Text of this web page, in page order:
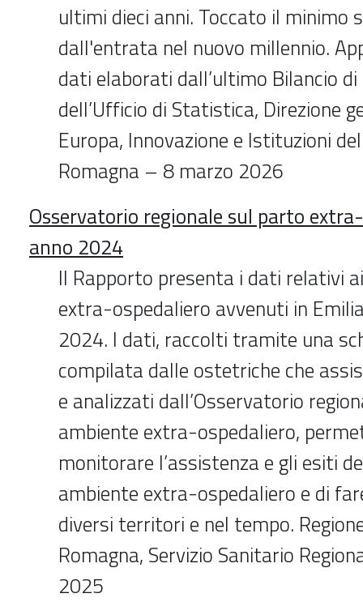
ultimi dieci anni. Toccato il minimo
dall'entrata nel nuovo millennio.
dati elaborati dall’ultimo Bilancio di
dell’Ufficio di Statistica, Direzione
Europa, Innovazione e Istituzioni
Romagna – 8 marzo 2026
Osservatorio regionale sul parto
anno 2024
Il Rapporto presenta i dati relativi
extra-ospedaliero avvenuti in
2024. I dati, raccolti tramite una
compilata dalle ostetriche che
e analizzati dall’Osservatorio
ambiente extra-ospedaliero,
monitorare l’assistenza e gli esiti
ambiente extra-ospedaliero e di
diversi territori e nel tempo.
Romagna, Servizio Sanitario
2025